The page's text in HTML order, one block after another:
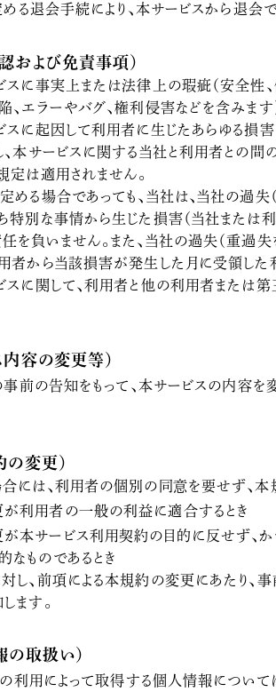
る退会手続により、本サービスから退会で
および免責事項）
スに事実上または法律上の瑕疵（安全性
、エラーやバグ、権利侵害などを含みま
スに起因して利用者に生じたあらゆる損
、本サービスに関する当社と利用者との
定は適用されません。
める場合であっても、当社は、当社の過
特別な事情から生じた損害（当社または
を負いません。また、当社の過失（重過
者から当該損害が発生した月に受領した
スに関して、利用者と他の利用者または
容の変更等）
前の告知をもって、本サービスの内容を
変更）
には、利用者の個別の同意を要せず、本
利用者の一般の利益に適合するとき
本サービス利用契約の目的に反せず、
なものであるとき
し、前項による本規約の変更にあたり
ます。
の取扱い）
利用によって取得する個人情報について